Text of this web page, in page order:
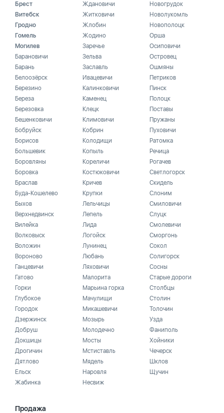
Брест
Витебск
Гродно
Гомель
Могилев
Барановичи
Барань
Белоозёрск
Березино
Береза
Березовка
Бешенковичи
Бобруйск
Борисов
Большевик
Боровляны
Боровка
Браслав
Буда-Кошелево
Быхов
Верхнедвинск
Вилейка
Волковыск
Воложин
Вороново
Ганцевичи
Гатово
Горки
Глубокое
Городок
Дзержинск
Добруш
Докшицы
Дрогичин
Дятлово
Ельск
Жабинка
Ждановичи
Житковичи
Жлобин
Жодино
Заречье
Зельва
Заславль
Ивацевичи
Калинковичи
Каменец
Клецк
Климовичи
Кобрин
Колодищи
Копыль
Кореличи
Костюковичи
Кричев
Крупки
Лельчицы
Лепель
Лида
Логойск
Лунинец
Любань
Ляховичи
Малорита
Марьина горка
Мачулищи
Микашевичи
Мозырь
Молодечно
Мосты
Мстиставль
Мядель
Наровля
Несвиж
Новогрудок
Новолукомль
Новополоцк
Орша
Осиповичи
Островец
Ошмяны
Петриков
Пинск
Полоцк
Поставы
Пружаны
Пуховичи
Ратомка
Речица
Рогачев
Светлогорск
Скидель
Слоним
Смиловичи
Слуцк
Смолевичи
Сморгонь
Сокол
Солигорск
Сосны
Старые дороги
Столбцы
Столин
Толочин
Узда
Фаниполь
Хойники
Чечерск
Шклов
Щучин
Продажа